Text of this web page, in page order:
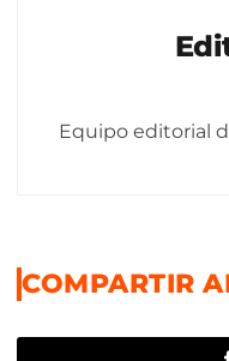
Equipo editorial
COMPARTIR